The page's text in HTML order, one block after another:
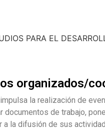
PARA EL
organizados/
la realización de
documentos de trabajo,
a la difusión de sus